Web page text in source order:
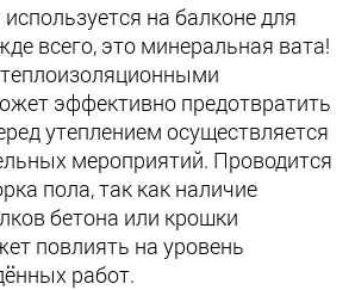
на балконе для
всего, это минеральная вата!
эффективно предотвратить
утеплением осуществляется
мероприятий. Проводится
пола, так как наличие
бетона или крошки
повлиять на уровень
работ.